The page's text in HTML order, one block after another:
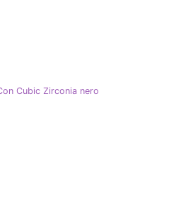
Cubic Zirconia nero